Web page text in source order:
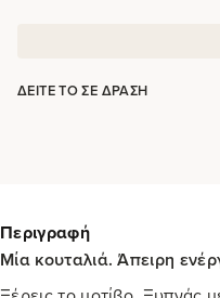
ΔΕΊΤΕ ΤΟ ΣΕ ΔΡΆΣΗ
Περιγραφή
Μία κουταλιά. Άπειρη